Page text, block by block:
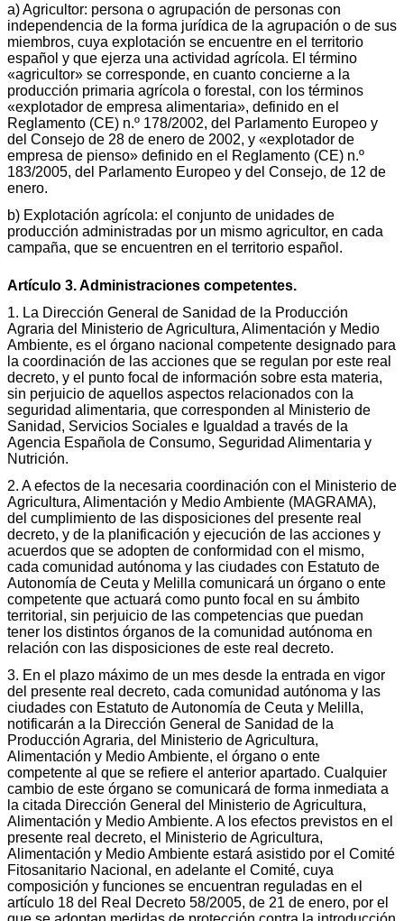
a) Agricultor: persona o agrupación de personas con
independencia de la forma jurídica de la agrupación o de sus
miembros, cuya explotación se encuentre en el territorio
español y que ejerza una actividad agrícola. El término
«agricultor» se corresponde, en cuanto concierne a la
producción primaria agrícola o forestal, con los términos
«explotador de empresa alimentaria», definido en el
Reglamento (CE) n.º 178/2002, del Parlamento Europeo y
del Consejo de 28 de enero de 2002, y «explotador de
empresa de pienso» definido en el Reglamento (CE) n.º
183/2005, del Parlamento Europeo y del Consejo, de 12 de
enero.
b) Explotación agrícola: el conjunto de unidades de
producción administradas por un mismo agricultor, en cada
campaña, que se encuentren en el territorio español.
Artículo 3. Administraciones competentes.
1. La Dirección General de Sanidad de la Producción
Agraria del Ministerio de Agricultura, Alimentación y Medio
Ambiente, es el órgano nacional competente designado para
la coordinación de las acciones que se regulan por este real
decreto, y el punto focal de información sobre esta materia,
sin perjuicio de aquellos aspectos relacionados con la
seguridad alimentaria, que corresponden al Ministerio de
Sanidad, Servicios Sociales e Igualdad a través de la
Agencia Española de Consumo, Seguridad Alimentaria y
Nutrición.
2. A efectos de la necesaria coordinación con el Ministerio de
Agricultura, Alimentación y Medio Ambiente (MAGRAMA),
del cumplimiento de las disposiciones del presente real
decreto, y de la planificación y ejecución de las acciones y
acuerdos que se adopten de conformidad con el mismo,
cada comunidad autónoma y las ciudades con Estatuto de
Autonomía de Ceuta y Melilla comunicará un órgano o ente
competente que actuará como punto focal en su ámbito
territorial, sin perjuicio de las competencias que puedan
tener los distintos órganos de la comunidad autónoma en
relación con las disposiciones de este real decreto.
3. En el plazo máximo de un mes desde la entrada en vigor
del presente real decreto, cada comunidad autónoma y las
ciudades con Estatuto de Autonomía de Ceuta y Melilla,
notificarán a la Dirección General de Sanidad de la
Producción Agraria, del Ministerio de Agricultura,
Alimentación y Medio Ambiente, el órgano o ente
competente al que se refiere el anterior apartado. Cualquier
cambio de este órgano se comunicará de forma inmediata a
la citada Dirección General del Ministerio de Agricultura,
Alimentación y Medio Ambiente. A los efectos previstos en el
presente real decreto, el Ministerio de Agricultura,
Alimentación y Medio Ambiente estará asistido por el Comité
Fitosanitario Nacional, en adelante el Comité, cuya
composición y funciones se encuentran reguladas en el
artículo 18 del Real Decreto 58/2005, de 21 de enero, por el